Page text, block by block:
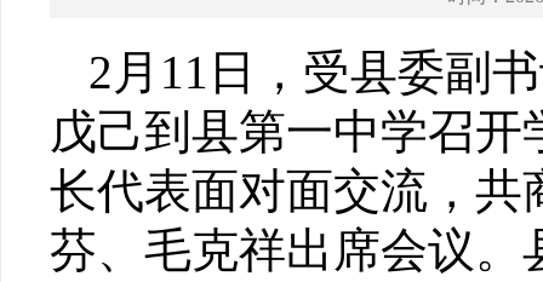
2月11日，受县委副
戊己到县第一中学召
长代表面对面交流，
芬、毛克祥出席会议